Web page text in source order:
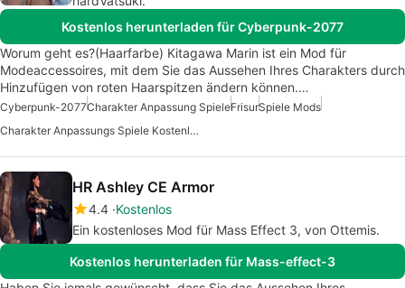
Kostenlos herunterladen für Cyberpunk-2077
Worum geht es?(Haarfarbe) Kitagawa Marin ist ein Mod für
Modeaccessoires, mit dem Sie das Aussehen Ihres Charakters durch
Hinzufügen von roten Haarspitzen ändern können.…
Cyberpunk-2077Charakter Anpassung SpieleFrisurSpiele Mods
Charakter Anpassungs Spiele Kostenlos
HR Ashley CE Armor
4.4 Kostenlos
Ein kostenloses Mod für Mass Effect 3, von Ottemis.
Kostenlos herunterladen für Mass-effect-3